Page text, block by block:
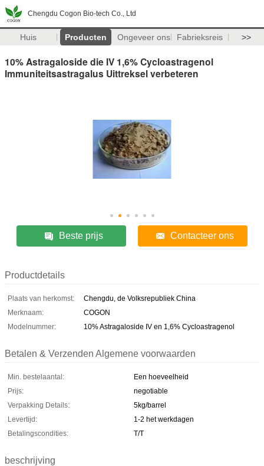
Chengdu Cogon Bio-tech Co., Ltd
Huis Producten Ongeveer ons Fabrieksreis >>
10% Astragaloside die IV 1,6% Cycloastragenol
Immuniteitsastragalus Uittreksel verbeteren
Beste prijs Contacteer ons
Productdetails
Plaats van herkomst:
Chengdu, de Volksrepubliek China
Merknaam:
COGON
Modelnummer:
10% Astragaloside IV en 1,6% Cycloastragenol
Betalen & Verzenden Algemene voorwaarden
Min. bestelaantal:
Een hoeveelheid
Prijs:
negotiable
Verpakking Details:
5kg/barrel
Levertijd:
1-2 het werkdagen
Betalingscondities:
T/T
beschrijving